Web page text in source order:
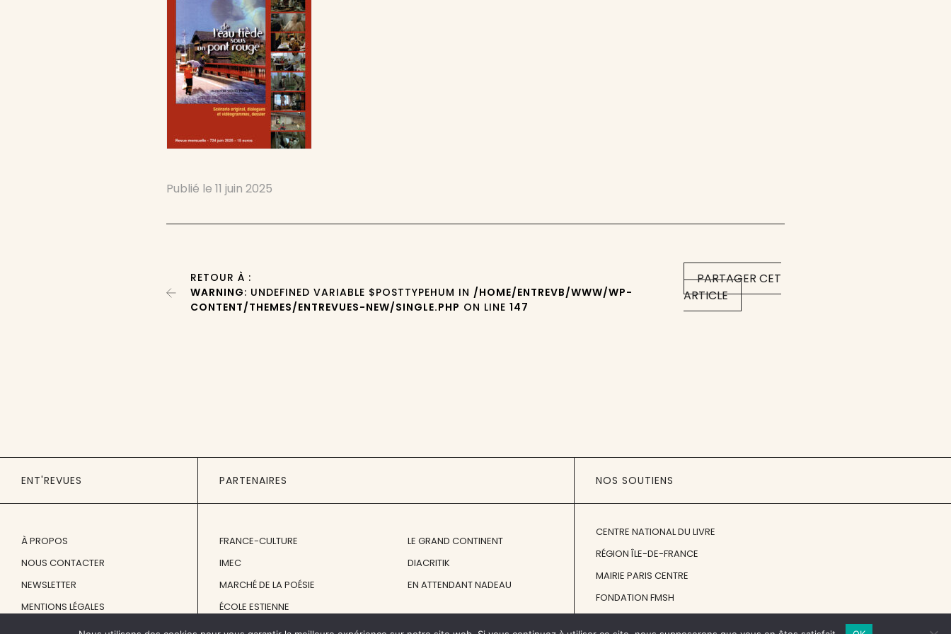
Publié le11 juin 2025
PARTAGER CET
ARTICLE
RETOUR À :
WARNING: UNDEFINED VARIABLE $POSTTYPEHUM IN /HOME/ENTREVB/WWW/WP-
CONTENT/THEMES/ENTREVUES-NEW/SINGLE.PHP ON LINE147
ENT'REVUES
À PROPOS
NOUS CONTACTER
NEWSLETTER
MENTIONS LÉGALES
PARTENAIRES
FRANCE-CULTURE
IMEC
MARCHÉ DE LA POÉSIE
ÉCOLE ESTIENNE
LE GRAND CONTINENT
DIACRITIK
EN ATTENDANT NADEAU
NOS SOUTIENS
CENTRE NATIONAL DU LIVRE
RÉGION ÎLE-DE-FRANCE
MAIRIE PARIS CENTRE
FONDATION FMSH